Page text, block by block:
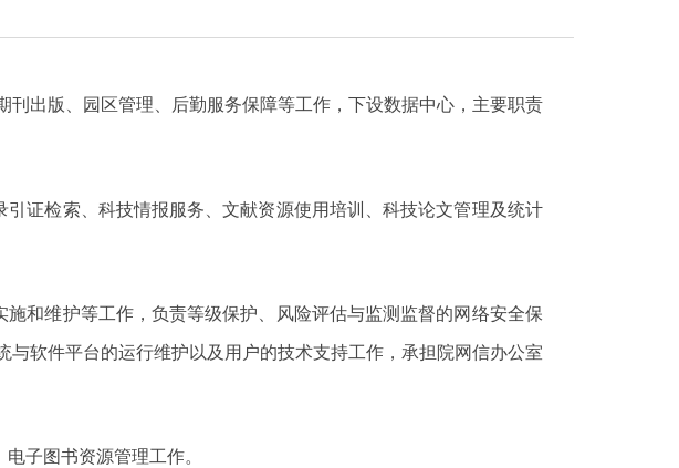
刊出版、园区管理、后勤服务保障等工作，下设数据中心，主要职责
证检索、科技情报服务、文献资源使用培训、科技论文管理及统计
和维护等工作，负责等级保护、风险评估与监测监督的网络安全保
与软件平台的运行维护以及用户的技术支持工作，承担院网信办公室
子图书资源管理工作。